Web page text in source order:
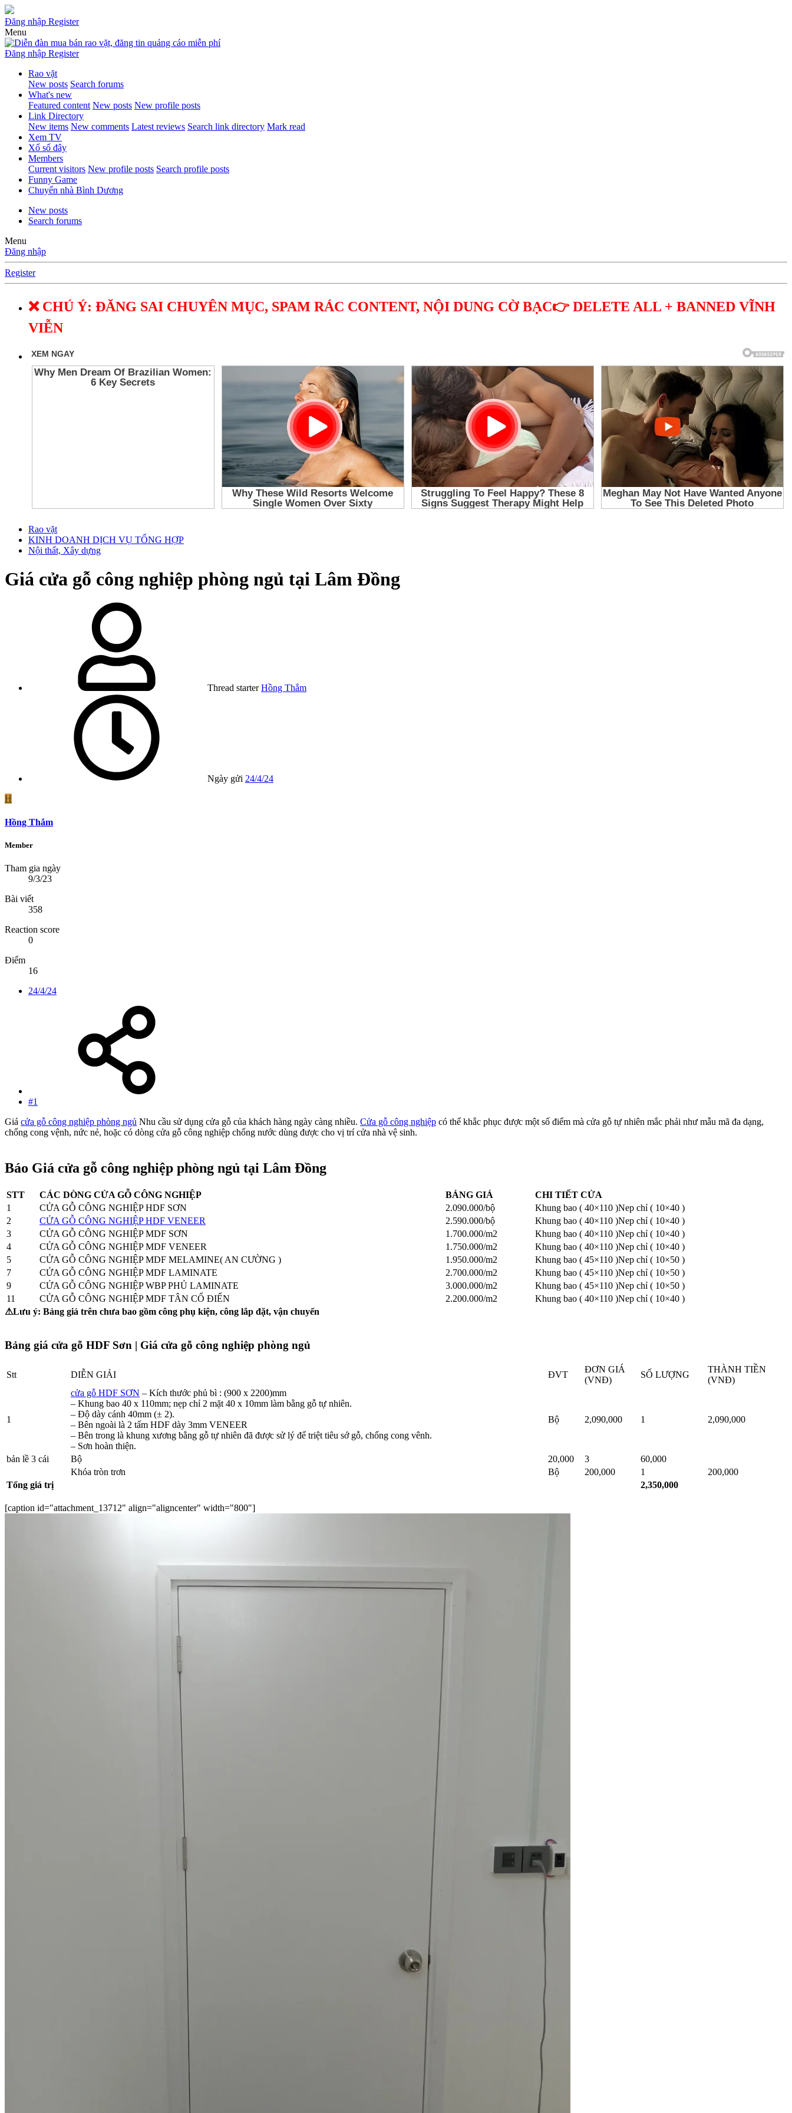
Đăng nhập Register
Menu
Đăng nhập Register
Rao vặt
New posts Search forums
What's new
Featured content New posts New profile posts
Link Directory
New items New comments Latest reviews Search link directory Mark read
Xem TV
Xổ số đây
Members
Current visitors New profile posts Search profile posts
Funny Game
Chuyển nhà Bình Dương
New posts
Search forums
Menu
Đăng nhập
Register
❌ CHÚ Ý: ĐĂNG SAI CHUYÊN MỤC, SPAM RÁC CONTENT, NỘI DUNG CỜ BẠC👉 DELETE ALL + BANNED VĨNH
VIỄN
Rao vặt
KINH DOANH DỊCH VỤ TỔNG HỢP
Nội thất, Xây dựng
Giá cửa gỗ công nghiệp phòng ngủ tại Lâm Đồng
Thread starter Hồng Thắm
Ngày gửi 24/4/24
H
Hồng Thắm
Member
Tham gia ngày
9/3/23
Bài viết
358
Reaction score
0
Điểm
16
24/4/24
#1
Giá cửa gỗ công nghiệp phòng ngủ Nhu cầu sử dụng cửa gỗ của khách hàng ngày càng nhiều. Cửa gỗ công nghiệp có thể khắc phục được một số điểm mà cửa gỗ tự nhiên mắc phải như mẫu mã đa dạng,
chống cong vệnh, nức nẻ, hoặc có dòng cửa gỗ công nghiệp chống nước dùng được cho vị trí cửa nhà vệ sinh.
Báo Giá cửa gỗ công nghiệp phòng ngủ tại Lâm Đồng​
STT CÁC DÒNG CỬA GỖ CÔNG NGHIỆP BẢNG GIÁ
CHI TIẾT CỬA
1
CỬA GỖ CÔNG NGHIỆP HDF SƠN 2.090.000/bộ
Khung bao ( 40×110 )Nep chỉ ( 10×40 )
2
CỬA GỖ CÔNG NGHIỆP HDF VENEER 2.590.000/bộ
Khung bao ( 40×110 )Nep chỉ ( 10×40 )
3
CỬA GỖ CÔNG NGHIỆP MDF SƠN 1.700.000/m2
Khung bao ( 40×110 )Nep chỉ ( 10×40 )
4
CỬA GỖ CÔNG NGHIỆP MDF VENEER 1.750.000/m2
Khung bao ( 40×110 )Nep chỉ ( 10×40 )
5
CỬA GỖ CÔNG NGHIỆP MDF MELAMINE( AN CƯỜNG ) 1.950.000/m2
Khung bao ( 45×110 )Nep chỉ ( 10×50 )
7
CỬA GỖ CÔNG NGHIỆP MDF LAMINATE 2.700.000/m2
Khung bao ( 45×110 )Nep chỉ ( 10×50 )
9
CỬA GỖ CÔNG NGHIỆP WBP PHỦ LAMINATE 3.000.000/m2
Khung bao ( 45×110 )Nep chỉ ( 10×50 )
11
CỬA GỖ CÔNG NGHIỆP MDF TÂN CỔ ĐIỂN 2.200.000/m2
Khung bao ( 40×110 )Nep chỉ ( 10×40 )
⚠Lưu ý: Bảng giá trên chưa bao gồm công phụ kiện, công lắp đặt, vận chuyển
Bảng giá cửa gỗ HDF Sơn | Giá cửa gỗ công nghiệp phòng ngủ​
Stt DIỄN GIẢI ĐVT
ĐƠN GIÁ
(VNĐ)
SỐ LƯỢNG
THÀNH TIỀN
(VNĐ)
1
cửa gỗ HDF SƠN – Kích thước phủ bì : (900 x 2200)mm
– Khung bao 40 x 110mm; nẹp chỉ 2 mặt 40 x 10mm làm bằng gỗ tự nhiên.
– Độ dày cánh 40mm (± 2).
– Bên ngoài là 2 tấm HDF dày 3mm VENEER
– Bên trong là khung xương bằng gỗ tự nhiên đã được sử lý để triệt tiêu sớ gỗ, chống cong vênh.
– Sơn hoàn thiện.
Bộ 2,090,000 1 2,090,000
bản lề 3 cái Bộ 20,000 3
60,000
Khóa tròn trơn
Bộ 200,000 1
200,000
Tổng giá trị
2,350,000
[caption id="attachment_13712" align="aligncenter" width="800"]